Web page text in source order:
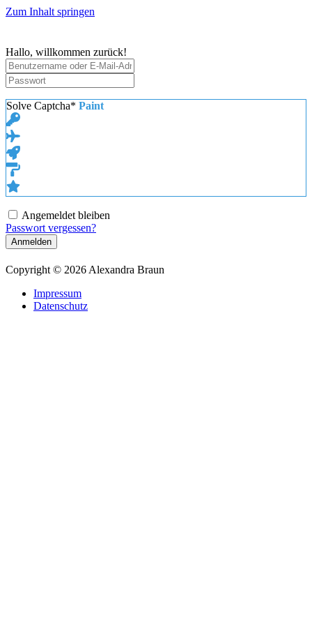
Zum Inhalt springen
Hallo, willkommen zurück!
Solve Captcha* Paint
Angemeldet bleiben
Passwort vergessen?
Anmelden
Copyright © 2026 Alexandra Braun
Impressum
Datenschutz